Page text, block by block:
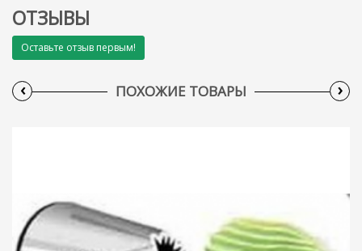
ОТЗЫВЫ
Оставьте отзыв первым!
ПОХОЖИЕ ТОВАРЫ
‹ ›